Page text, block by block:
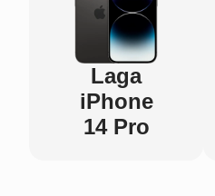
Laga
iPhone
14 Pro